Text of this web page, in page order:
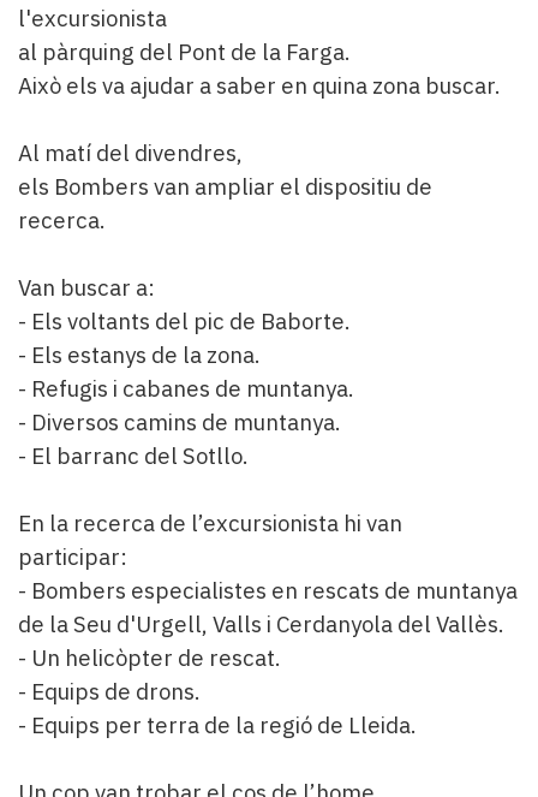
l'excursionista
al pàrquing del Pont de la Farga.
Això els va ajudar a saber en quina zona buscar.
Al matí del divendres,
els Bombers van ampliar el dispositiu de
recerca.
Van buscar a:
- Els voltants del pic de Baborte.
- Els estanys de la zona.
- Refugis i cabanes de muntanya.
- Diversos camins de muntanya.
- El barranc del Sotllo.
En la recerca de l’excursionista hi van
participar:
- Bombers especialistes en rescats de muntanya
de la Seu d'Urgell, Valls i Cerdanyola del Vallès.
- Un helicòpter de rescat.
- Equips de drons.
- Equips per terra de la regió de Lleida.